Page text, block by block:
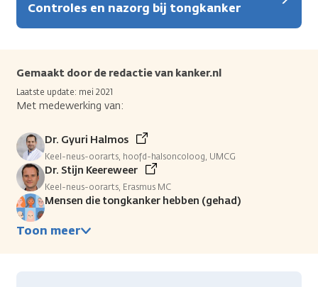
Controles en nazorg bij tongkanker
Gemaakt door de redactie van kanker.nl
Laatste update: mei 2021
Met medewerking van:
Dr. Gyuri Halmos
Keel-neus-oorarts, hoofd-halsoncoloog, UMCG
Dr. Stijn Keereweer
Keel-neus-oorarts, Erasmus MC
Mensen die tongkanker hebben (gehad)
Toon meer